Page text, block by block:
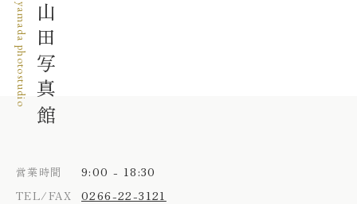
山田写真館
yamada photostudio
営業時間 9:00 - 18:30
TEL/FAX 0266-22-3121